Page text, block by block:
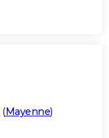
(Mayenne)